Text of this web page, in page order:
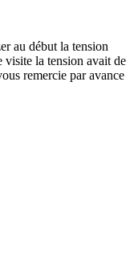
au début la tension
visite la tension avait de
remercie par avance